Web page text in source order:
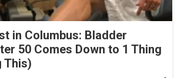
in Columbus: Bladder
50 Comes Down to 1 Thing
This)